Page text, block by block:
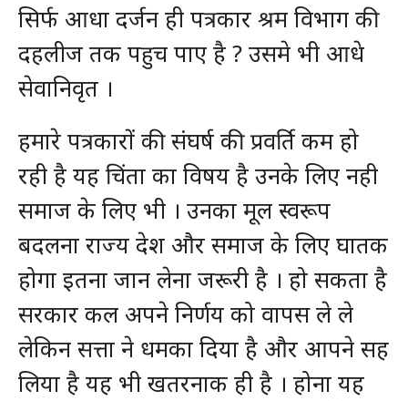
सिर्फ आधा दर्जन ही पत्रकार श्रम विभाग की
दहलीज तक पहुच पाए है ? उसमे भी आधे
सेवानिवृत ।
हमारे पत्रकारों की संघर्ष की प्रवर्ति कम हो
रही है यह चिंता का विषय है उनके लिए नही
समाज के लिए भी । उनका मूल स्वरूप
बदलना राज्य देश और समाज के लिए घातक
होगा इतना जान लेना जरूरी है । हो सकता है
सरकार कल अपने निर्णय को वापस ले ले
लेकिन सत्ता ने धमका दिया है और आपने सह
लिया है यह भी खतरनाक ही है । होना यह